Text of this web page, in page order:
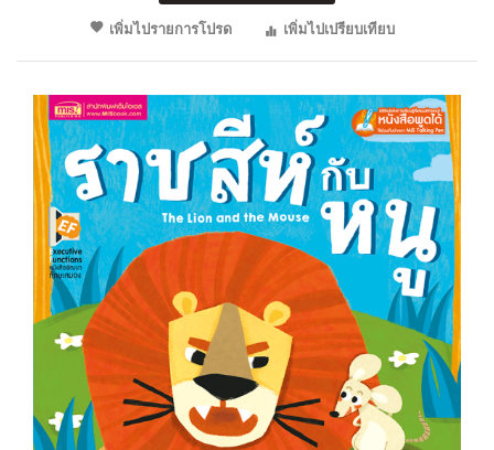
เพิ่มไปรายการโปรด
เพิ่มไปเปรียบเทียบ